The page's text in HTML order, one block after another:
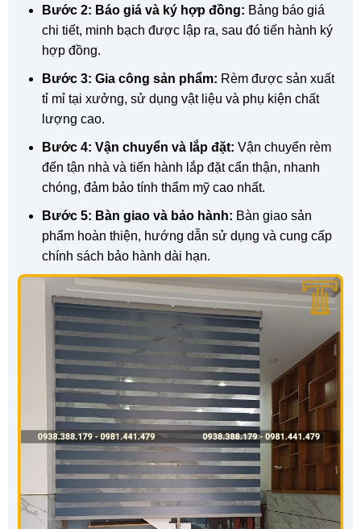
Bước 2: Báo giá và ký hợp đồng: Bảng báo giá
chi tiết, minh bạch được lập ra, sau đó tiến hành ký
hợp đồng.
Bước 3: Gia công sản phẩm: Rèm được sản xuất
tỉ mỉ tại xưởng, sử dụng vật liệu và phụ kiện chất
lượng cao.
Bước 4: Vận chuyển và lắp đặt: Vận chuyển rèm
đến tận nhà và tiến hành lắp đặt cẩn thận, nhanh
chóng, đảm bảo tính thẩm mỹ cao nhất.
Bước 5: Bàn giao và bảo hành: Bàn giao sản
phẩm hoàn thiện, hướng dẫn sử dụng và cung cấp
chính sách bảo hành dài hạn.